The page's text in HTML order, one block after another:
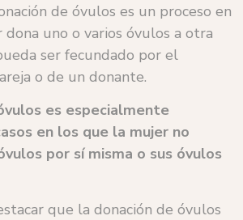
de óvulos es un proceso en
uno o varios óvulos a otra
ser fecundado por el
o de un donante.
es especialmente
en los que la mujer no
por sí misma o sus óvulos
que la donación de óvulos